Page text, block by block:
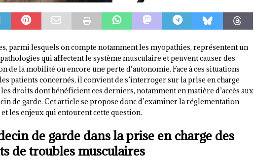
parmi lesquels on compte notamment les myopathies, représentent un
qui affectent le système musculaire et peuvent causer des
de la mobilité ou encore une perte d’autonomie. Face à ces situations
patients concernés, il convient de s’interroger sur la prise en charge
droits dont bénéficient ces derniers, notamment en matière d’accès aux
de garde. Cet article se propose donc d’examiner la réglementation
les enjeux qui entourent cette question.
de garde dans la prise en charge des
de troubles musculaires